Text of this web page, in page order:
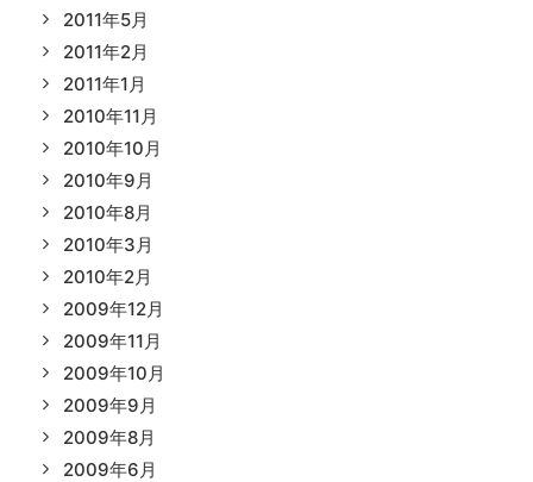
2011年5月
2011年2月
2011年1月
2010年11月
2010年10月
2010年9月
2010年8月
2010年3月
2010年2月
2009年12月
2009年11月
2009年10月
2009年9月
2009年8月
2009年6月